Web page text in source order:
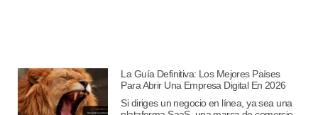
La Guía Definitiva: Los Mejores Países
Para Abrir Una Empresa Digital En 2026
Si diriges un negocio en línea, ya sea una